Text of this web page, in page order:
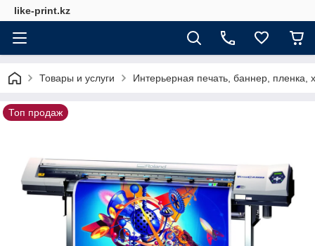
like-print.kz
Товары и услуги Интерьерная печать, баннер, пленка,
Топ продаж